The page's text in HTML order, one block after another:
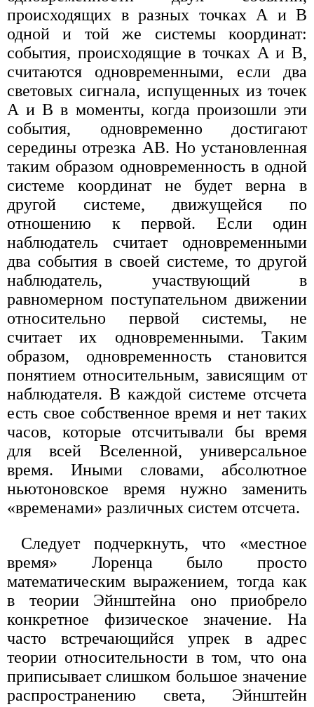
происходящих в разных точках А и В
одной и той же системы координат:
события, происходящие в точках А и В,
считаются одновременными, если два
световых сигнала, испущенных из точек
А и В в моменты, когда произошли эти
события, одновременно достигают
середины отрезка АВ. Но установленная
таким образом одновременность в одной
системе координат не будет верна в
другой системе, движущейся по
отношению к первой. Если один
наблюдатель считает одновременными
два события в своей системе, то другой
наблюдатель, участвующий в
равномерном поступательном движении
относительно первой системы, не
считает их одновременными. Таким
образом, одновременность становится
понятием относительным, зависящим от
наблюдателя. В каждой системе отсчета
есть свое собственное время и нет таких
часов, которые отсчитывали бы время
для всей Вселенной, универсальное
время. Иными словами, абсолютное
ньютоновское время нужно заменить
«временами» различных систем отсчета.
Следует подчеркнуть, что «местное
время» Лоренца было просто
математическим выражением, тогда как
в теории Эйнштейна оно приобрело
конкретное физическое значение. На
часто встречающийся упрек в адрес
теории относительности в том, что она
приписывает слишком большое значение
распространению света, Эйнштейн